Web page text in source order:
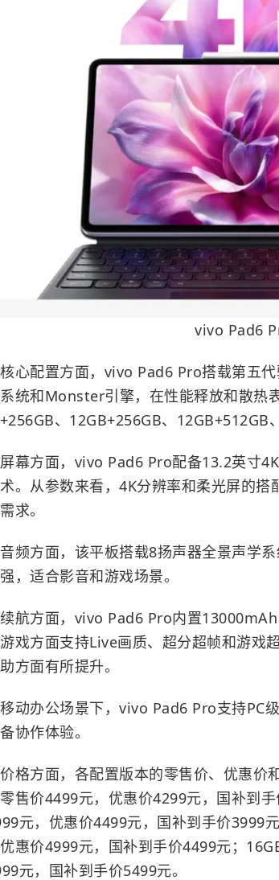
vivo Pad6
配置方面，vivo Pad6 Pro搭载第五代
统和Monster引擎，在性能释放和散热
、12GB+256GB、12GB+512GB
方面，vivo Pad6 Pro配备13.2英寸4K
。从参数来看，4K分辨率和柔光屏的
求。
方面，该平板搭载8扬声器全景声学系
，适合影音和游戏场景。
方面，vivo Pad6 Pro内置13000mAh
戏方面支持Live画质、超分超帧和游戏
方面有所提升。
办公场景下，vivo Pad6 Pro支持PC级
协作体验。
方面，各配置版本的零售价、优惠价
售价4499元，优惠价4299元，国补到
元，优惠价4499元，国补到手价3999
惠价4999元，国补到手价4499元；
元，国补到手价5499元。